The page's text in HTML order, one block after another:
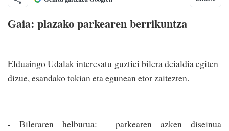
Gaia: plazako parkearen berrikuntza
Elduaingo Udalak interesatu guztiei bilera deialdia egiten
dizue, esandako tokian eta egunean etor zaitezten.
- Bileraren helburua: parkearen azken diseinua